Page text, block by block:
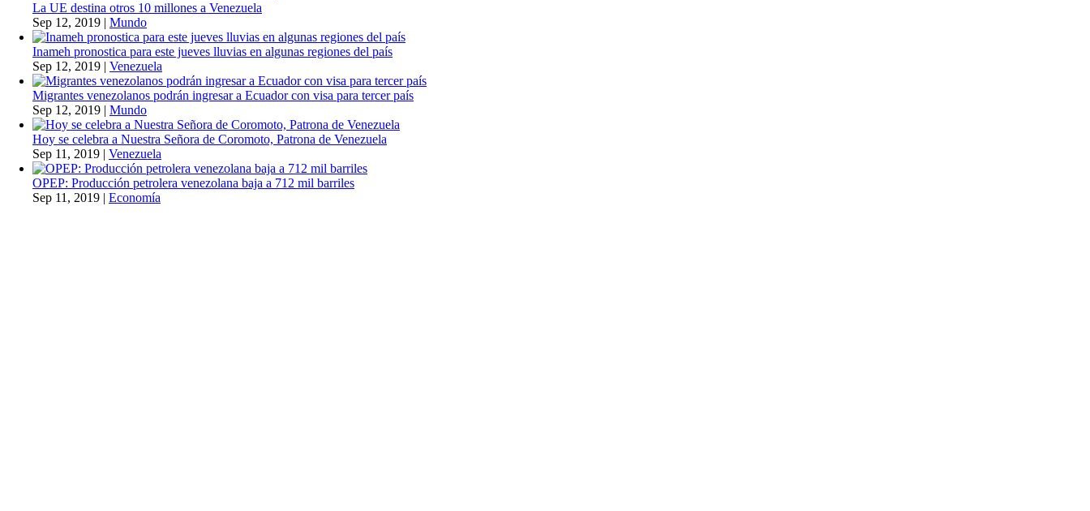
La UE destina otros 10 millones a Venezuela
Sep 12, 2019 | Mundo
Inameh pronostica para este jueves lluvias en algunas regiones del país
Sep 12, 2019 | Venezuela
Migrantes venezolanos podrán ingresar a Ecuador con visa para tercer país
Sep 12, 2019 | Mundo
Hoy se celebra a Nuestra Señora de Coromoto, Patrona de Venezuela
Sep 11, 2019 | Venezuela
OPEP: Producción petrolera venezolana baja a 712 mil barriles
Sep 11, 2019 | Economía